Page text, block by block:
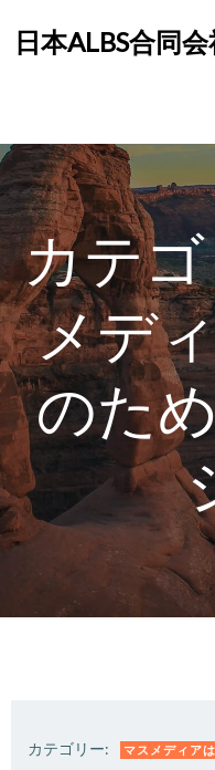
日本ALBS合同
カテ
メデ
のた
カテゴリー: マスメディア